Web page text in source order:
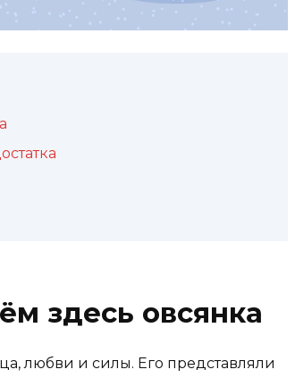
здесь овсянка
любви и силы. Его представляли